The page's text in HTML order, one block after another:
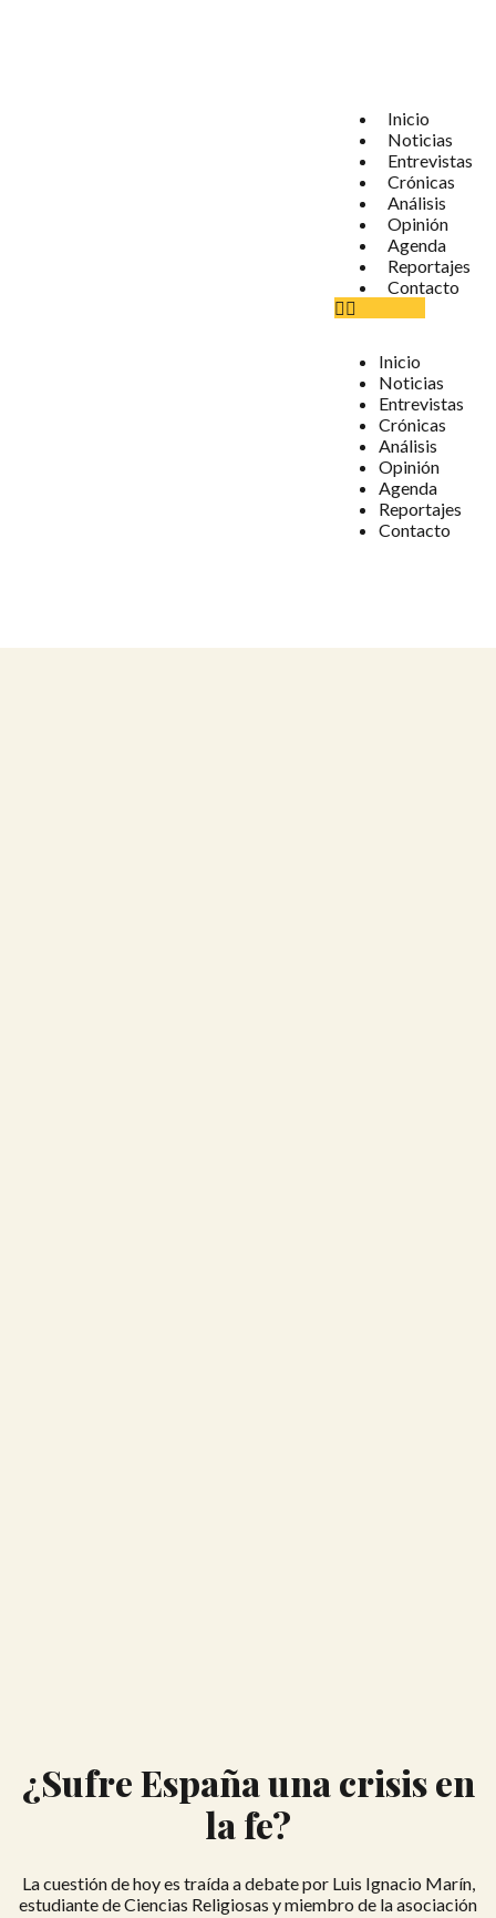
Inicio
Noticias
Entrevistas
Crónicas
Análisis
Opinión
Agenda
Reportajes
Contacto
Inicio
Noticias
Entrevistas
Crónicas
Análisis
Opinión
Agenda
Reportajes
Contacto
¿Sufre España una crisis en
la fe?
La cuestión de hoy es traída a debate por Luis Ignacio Marín,
estudiante de Ciencias Religiosas y miembro de la asociación